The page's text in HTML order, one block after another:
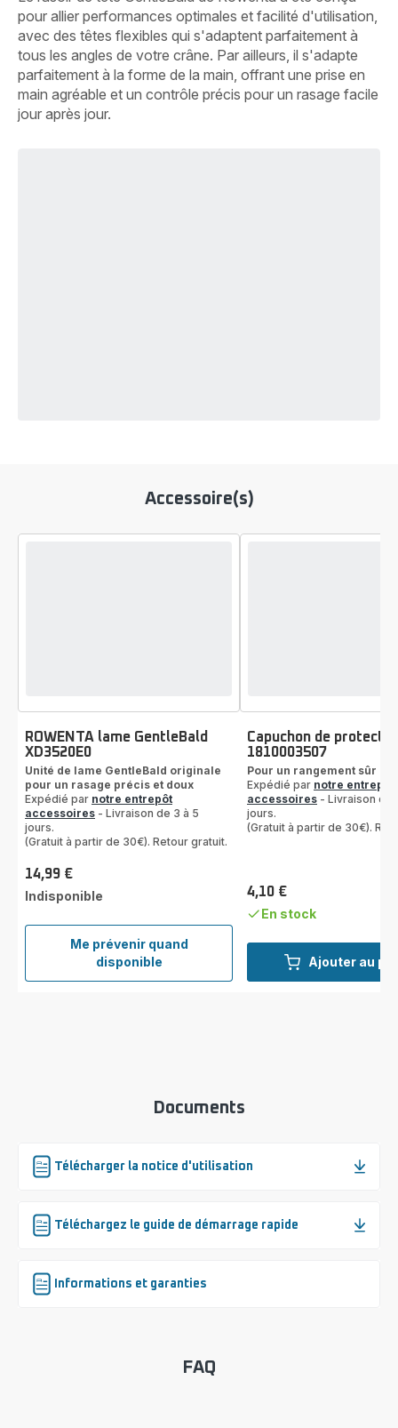
pour allier performances optimales et facilité d'utilisation,
avec des têtes flexibles qui s'adaptent parfaitement à
tous les angles de votre crâne. Par ailleurs, il s'adapte
parfaitement à la forme de la main, offrant une prise en
main agréable et un contrôle précis pour un rasage facile
jour après jour.
Accessoire(s)
Me prévenir quand
disponibleROWENTA
lame
ROWENTA lame GentleBald
XD3520E0
Unité de lame GentleBald originale
pour un rasage précis et doux
Expédié par notre entrepôt
accessoires - Livraison de 3 à 5
jours.
(Gratuit à partir de 30€). Retour gratuit.
Prix
14,99 €
Indisponible
Ajouter au
Capuchon de
1810003507
Pour un rangement sûr
Expédié par notre entrepôt
accessoires - Livraison de
jours.
(Gratuit à partir de 30€).
Prix
4,10 €
En stock
Documents
Télécharger la notice d'utilisation
Téléchargez le guide de démarrage rapide
Informations et garanties
FAQ